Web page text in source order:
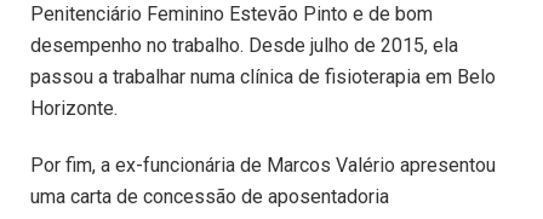
Penitenciário Feminino Estevão Pinto e de bom
desempenho no trabalho. Desde julho de 2015, ela
passou a trabalhar numa clínica de fisioterapia em Belo
Horizonte.
Por fim, a ex-funcionária de Marcos Valério apresentou
uma carta de concessão de aposentadoria